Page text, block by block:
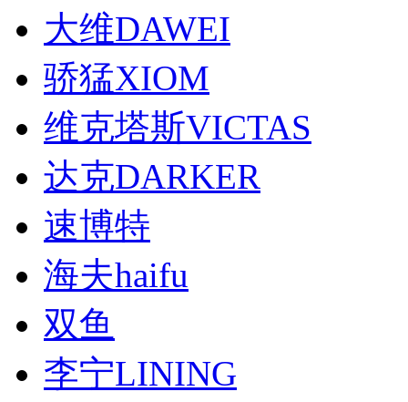
大维DAWEI
骄猛XIOM
维克塔斯VICTAS
达克DARKER
速博特
海夫haifu
双鱼
李宁LINING